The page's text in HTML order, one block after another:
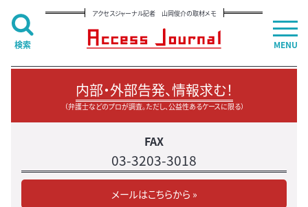
アクセスジャーナル記者 山岡俊介の取材メモ
内部・外部告発、情報求む！
（弁護士などのプロが調査。ただし、公益性あるケースに限る）
FAX
03-3203-3018
メールはこちらから »
MENU
検索